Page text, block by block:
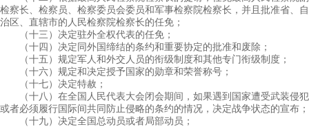
检察长、检察员、检察委员会委员和军事检察院检察长，并且批准省、自
治区、直辖市的人民检察院检察长的任免；
（十三）决定驻外全权代表的任免；
（十四）决定同外国缔结的条约和重要协定的批准和废除；
（十五）规定军人和外交人员的衔级制度和其他专门衔级制度；
（十六）规定和决定授予国家的勋章和荣誉称号；
（十七）决定特赦；
（十八）在全国人民代表大会闭会期间，如果遇到国家遭受武装侵犯
或者必须履行国际间共同防止侵略的条约的情况，决定战争状态的宣布；
（十九）决定全国总动员或者局部动员；